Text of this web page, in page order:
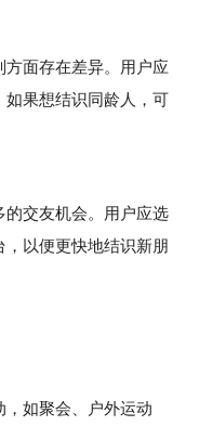
面存在差异。用户应
果想结识同龄人，可
交友机会。用户应选
以便更快地结识新朋
如聚会、户外运动